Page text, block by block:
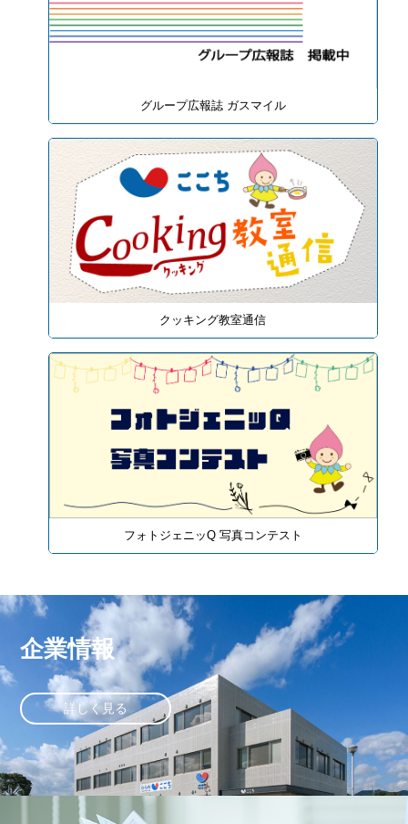
グループ広報誌 ガスマイル
クッキング教室通信
フォトジェニッQ 写真コンテスト
企業情報
詳しく見る